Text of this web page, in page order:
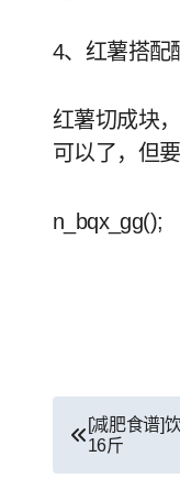
4、红薯搭配
红薯切成块
可以了，但
n_bqx_gg();
文
章
[减肥食谱]
16斤